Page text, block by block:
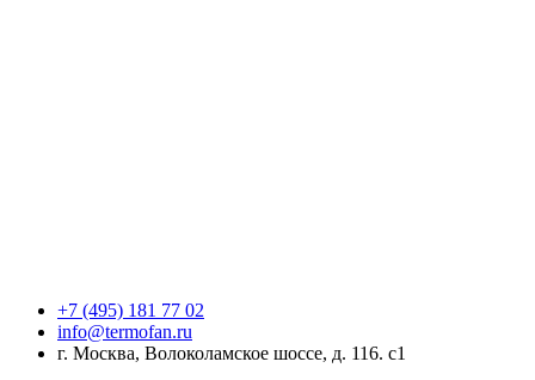
+7 (495) 181 77 02
info@termofan.ru
г. Москва, Волоколамское шоссе, д. 116. с1